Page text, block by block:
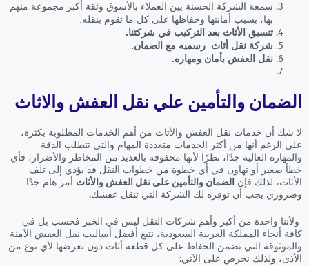
سمعة الشركة الحسنة بين العملاء بالأسوق وثقة أكبر مجموعة منهم
بها، بسبب أمانتها وحفاظها على كل ما تقوم بنقله.
تنسيق الأثاث بعد التركيب في شركتنا.
شركة نقل أثاث رسميه مع الضمان.
نقل العفش بأمان ومهاره.
الضمان والتأمين علي نقل العفش والاثاث
لا شك أن خدمات نقل العفش والأثاث من أهم الخدمات المطلوبة بكثرة،
على الرغم أنها من أكثر الخدمات متعددة المهام والتي تتطلب الدقة
والمهارة العالية جدًا، نظرًا لأنها محفوفة بالعديد من المخاطر والأضرار، فأي
خطأ صغير أو تهاون في أي خطوة من خطوات النقل قد يؤدي إلى تلف
الأثاث، لذلك فإن الضمان والتأمين على نقل العفش والأثاث أمر هام جدًا
وضروري يجب أن توفره لك الشركة التي تنقل عفشك.
ولأننا واحدة من أكبر وأهم شركات النقل ليس في الخبر فحسب بل في
كافة أنحاء المملكة العربية السعودية، نتبع أفضل أساليب نقل العفش الآمنة
والموثوقة التي تضمن الحفاظ على كل قطعة أثاث دون تعرضها لأي نوع من
الأذى، ولذلك نحرص على الآتي: